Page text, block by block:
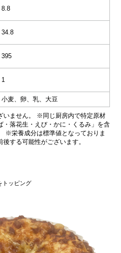
8.8
34.8
395
1
小麦、卵、乳、大豆
いません。 ※同じ厨房内で特定原材
・落花生・えび・かに・くるみ」を含
※栄養成分は標準値となっておりま
する可能性がございます。
トッピング